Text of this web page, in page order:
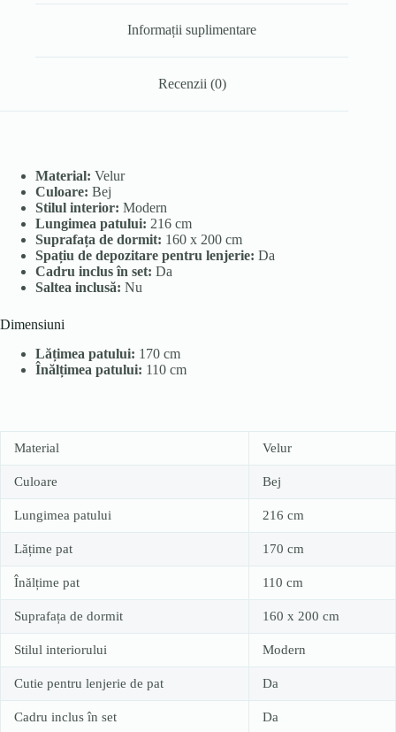
Informații suplimentare
Recenzii (0)
Material: Velur
Culoare: Bej
Stilul interior: Modern
Lungimea patului: 216 cm
Suprafața de dormit: 160 x 200 cm
Spațiu de depozitare pentru lenjerie: Da
Cadru inclus în set: Da
Saltea inclusă: Nu
Dimensiuni
Lățimea patului: 170 cm
Înălțimea patului: 110 cm
Material Velur
Culoare Bej
Lungimea patului 216 cm
Lățime pat 170 cm
Înălțime pat 110 cm
Suprafața de dormit 160 x 200 cm
Stilul interiorului Modern
Cutie pentru lenjerie de pat Da
Cadru inclus în set Da